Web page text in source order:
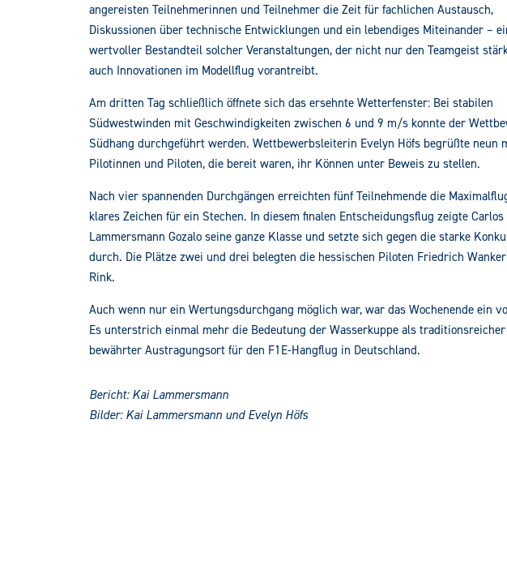
angereisten Teilnehmerinnen und Teilnehmer die Zeit für fachlichen Austausch,
Diskussionen über technische Entwicklungen und ein lebendiges Miteinander –
wertvoller Bestandteil solcher Veranstaltungen, der nicht nur den Teamgeist
auch Innovationen im Modellflug vorantreibt.
Am dritten Tag schließlich öffnete sich das ersehnte Wetterfenster: Bei stabilen
Südwestwinden mit Geschwindigkeiten zwischen 6 und 9 m/s konnte der
Südhang durchgeführt werden. Wettbewerbsleiterin Evelyn Höfs begrüßte neun
Pilotinnen und Piloten, die bereit waren, ihr Können unter Beweis zu stellen.
Nach vier spannenden Durchgängen erreichten fünf Teilnehmende die
klares Zeichen für ein Stechen. In diesem finalen Entscheidungsflug zeigte Carlos
Lammersmann Gozalo seine ganze Klasse und setzte sich gegen die starke
durch. Die Plätze zwei und drei belegten die hessischen Piloten Friedrich
Rink.
Auch wenn nur ein Wertungsdurchgang möglich war, war das Wochenende ein
Es unterstrich einmal mehr die Bedeutung der Wasserkuppe als
bewährter Austragungsort für den F1E-Hangflug in Deutschland.
Bericht: Kai Lammersmann
Bilder: Kai Lammersmann und Evelyn Höfs